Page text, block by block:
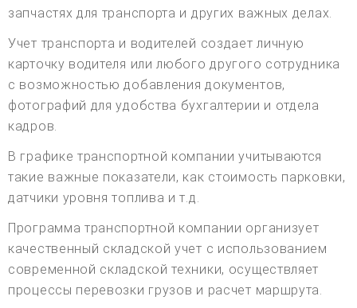
запчастях для транспорта и других важных делах.
Учет транспорта и водителей создает личную
карточку водителя или любого другого сотрудника
с возможностью добавления документов,
фотографий для удобства бухгалтерии и отдела
кадров.
В графике транспортной компании учитываются
такие важные показатели, как стоимость парковки,
датчики уровня топлива и т.д.
Программа транспортной компании организует
качественный складской учет с использованием
современной складской техники, осуществляет
процессы перевозки грузов и расчет маршрута.